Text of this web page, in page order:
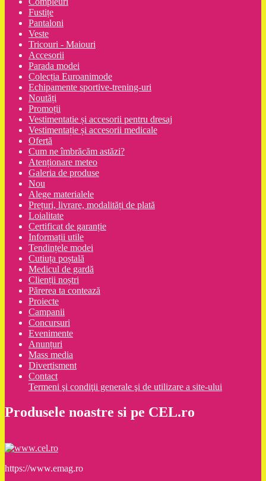
Fustițe
Pantaloni
Veste
Tricouri - Maiouri
Accesorii
Parada modei
Colecția Euroanimode
Echipamente sportive-trening-uri
Noutăți
Promoții
Vestimentatie și accesorii pentru dresaj
Vestimentație și accesorii medicale
Ofertă
Cum ne îmbrăcăm astăzi?
Atenționare meteo
Galeria de produse
Nou
Alege materialele
Prețuri, livrare, modalități de plată
Loialitate
Certificat de garanție
Informații utile
Tendințele modei
Cutiuța poștală
Medicul de gardă
Clienții noștri
Părerea ta contează
Proiecte
Campanii
Concursuri
Evenimente
Anunțuri
Mass media
Divertisment
Contact
Termeni şi condiţii generale şi de utilizare a site-ului
Produsele noastre si pe CEL.ro
https://www.emag.ro